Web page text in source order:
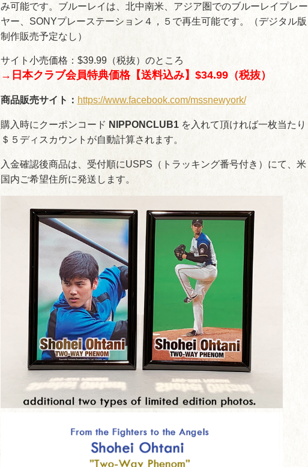
み可能です。ブルーレイは、北中南米、アジア圏でのブルーレイプレー
ヤー、SONYプレーステーション４，５で再生可能です。（デジタル版
制作販売予定なし）
サイト小売価格：$39.99（税抜）のところ
→日本クラブ会員特典価格【送料込み】$34.99（税抜）
商品販売サイト： https://www.facebook.com/mssnewyork/
購入時にクーポンコード NIPPONCLUB1 を入れて頂ければ一枚当たり
＄５ディスカウントが自動計算されます。
入金確認後商品は、受付順にUSPS（トラッキング番号付き）にて、米
国内ご希望住所に発送します。